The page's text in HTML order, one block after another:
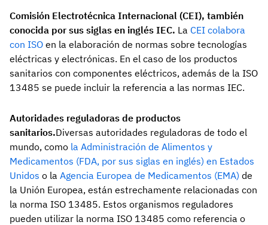
Comisión Electrotécnica Internacional (CEI), también
conocida por sus siglas en inglés IEC. La CEI colabora
con ISO en la elaboración de normas sobre tecnologías
eléctricas y electrónicas. En el caso de los productos
sanitarios con componentes eléctricos, además de la ISO
13485 se puede incluir la referencia a las normas IEC.
Autoridades reguladoras de productos
sanitarios.Diversas autoridades reguladoras de todo el
mundo, como la Administración de Alimentos y
Medicamentos (FDA, por sus siglas en inglés) en Estados
Unidos o la Agencia Europea de Medicamentos (EMA) de
la Unión Europea, están estrechamente relacionadas con
la norma ISO 13485. Estos organismos reguladores
pueden utilizar la norma ISO 13485 como referencia o